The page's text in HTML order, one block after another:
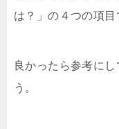
は？」の４つの項目
良かったら参考に
う。